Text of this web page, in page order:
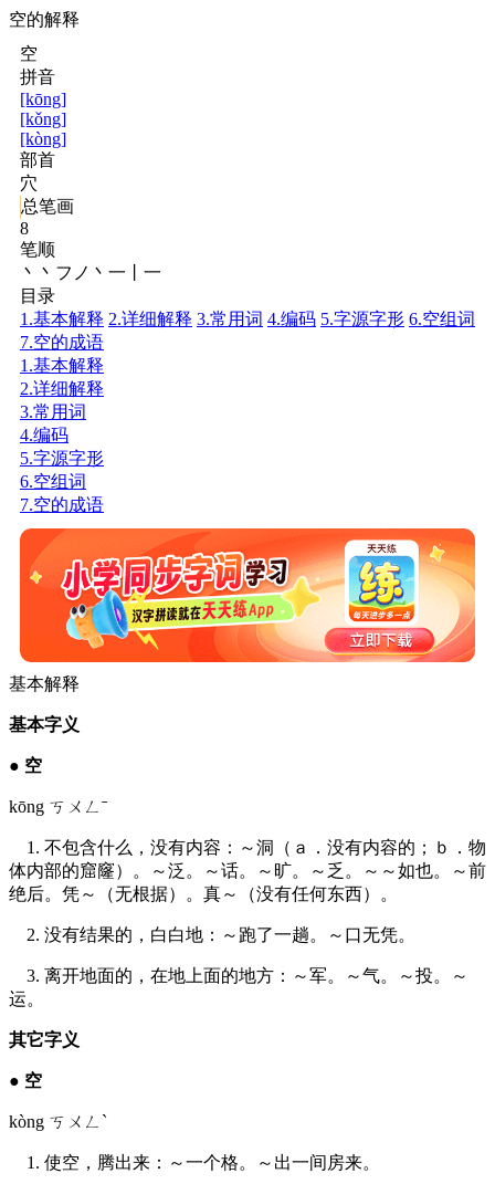
空的解释
空
拼音
[kōng]
[kǒng]
[kòng]
部首
穴
总笔画
8
笔顺
丶丶フノ丶一丨一
目录
1.基本解释 2.详细解释 3.常用词 4.编码 5.字源字形 6.空组词
7.空的成语
1.基本解释
2.详细解释
3.常用词
4.编码
5.字源字形
6.空组词
7.空的成语
基本解释
基本字义
● 空
kōng ㄎㄨㄥˉ
1. 不包含什么，没有内容：～洞（ａ．没有内容的；ｂ．物
体内部的窟窿）。～泛。～话。～旷。～乏。～～如也。～前
绝后。凭～（无根据）。真～（没有任何东西）。
2. 没有结果的，白白地：～跑了一趟。～口无凭。
3. 离开地面的，在地上面的地方：～军。～气。～投。～
运。
其它字义
● 空
kòng ㄎㄨㄥˋ
1. 使空，腾出来：～一个格。～出一间房来。